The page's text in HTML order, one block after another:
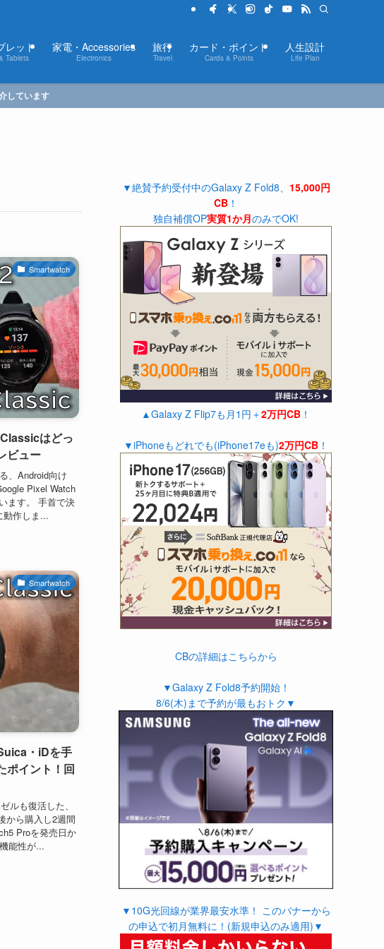
レット
Tablets
家電・Accessories
Electronics
旅行
Travel
カード・ポイント
Cards & Points
人生設計
Life Plan
しています
Smartwatch
はどっ
ビュー
、Android向け
Pixel Watch
ます。 手首で決
動作しま...
Smartwatch
・iDを手
ポイント！回
ルも復活した、
から購入し2週間
Proを発売日か
能性が...
▼絶賛予約受付中のGalaxy Z Fold8、 15,000円
CB ！
独自補償OP実質1か月のみでOK!
▲Galaxy Z Flip7も月1円＋2万円CB ！
▼iPhoneもどれでも(iPhone17eも)2万円CB ！
CBの詳細はこちらから
▼Galaxy Z Fold8予約開始！
8/6(木)まで予約が最もおトク▼
▼10G光回線が業界最安水準！ このバナーから
の申込で初月無料に！(新規申込のみ適用)▼